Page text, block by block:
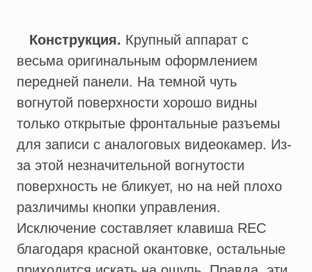
Конструкция. Крупный аппарат с
весьма оригинальным оформлением
передней панели. На темной чуть
вогнутой поверхности хорошо видны
только открытые фронтальные разъемы
для записи с аналоговых видеокамер. Из-
за этой незначительной вогнутости
поверхность не бликует, но на ней плохо
различимы кнопки управления.
Исключение составляет клавиша REC
благодаря красной окантовке, остальные